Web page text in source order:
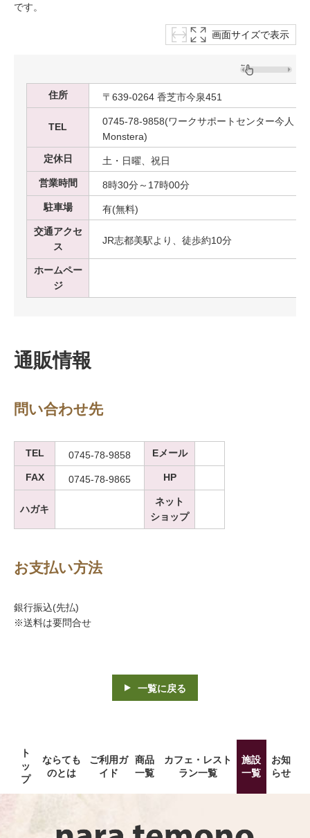
です。
画面サイズで表示
住所 〒639-0264 香芝市今泉451
TEL
0745-78-9858(ワークサポートセンター今人
Monstera)
定休日
土・日曜、祝日
営業時間
8時30分～17時00分
駐車場
有(無料)
交通アクセ
ス
JR志都美駅より、徒歩約10分
ホームペー
ジ
通販情報
問い合わせ先
TEL 0745-78-9858 Eメール
FAX 0745-78-9865 HP
ハガキ
ネット
ショップ
お支払い方法
銀行振込(先払)
※送料は要問合せ
一覧に戻る
ト
ッ
プ
ならても
のとは
ご利用ガ
イド
商品
一覧
カフェ・レスト
ラン一覧
施設
一覧
お知
らせ